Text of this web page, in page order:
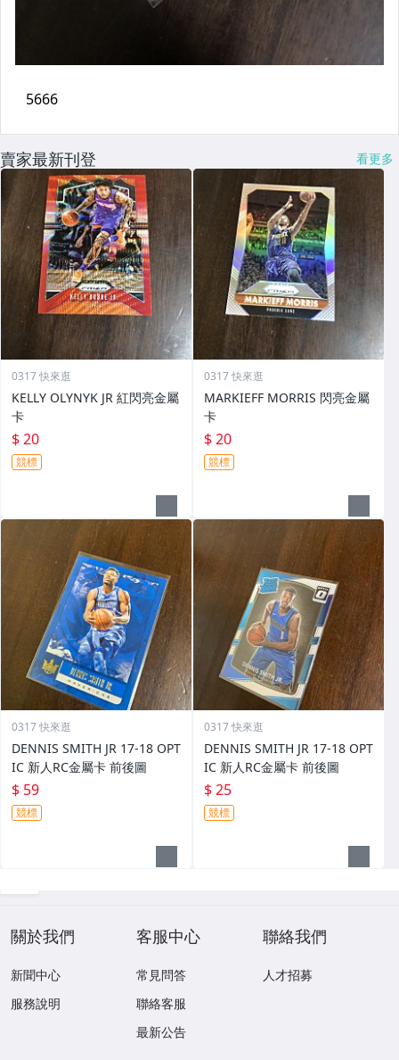
賣家最新刊登 看更多
0317 快來逛
KELLY OLYNYK JR 紅閃亮金屬
卡
$ 20
競標
0317 快來逛
MARKIEFF MORRIS 閃亮金屬
卡
$ 20
競標
0317 快來逛
DENNIS SMITH JR 17-18 OPT
IC 新人RC金屬卡 前後圖
$ 59
競標
0317 快來逛
DENNIS SMITH JR 17-18 OPT
IC 新人RC金屬卡 前後圖
$ 25
競標
關於我們
新聞中心
服務說明
客服中心
常見問答
聯絡客服
最新公告
聯絡我們
人才招募